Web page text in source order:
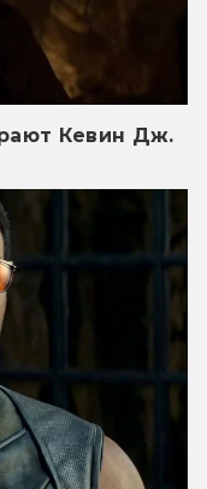
Кевин Дж.